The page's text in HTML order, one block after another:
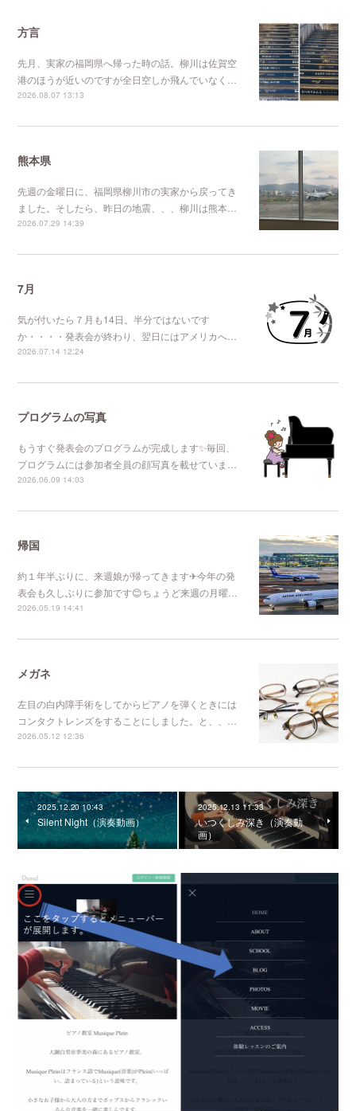
方言
先月、実家の福岡県へ帰った時の話。柳川は佐賀空
港のほうが近いのですが全日空しか飛んでいなく…
2026.08.07 13:13
熊本県
先週の金曜日に、福岡県柳川市の実家から戻ってき
ました。そしたら、昨日の地震、、、柳川は熊本…
2026.07.29 14:39
7月
気が付いたら７月も14日。半分ではないです
か・・・・発表会が終わり、翌日にはアメリカへ…
2026.07.14 12:24
プログラムの写真
もうすぐ発表会のプログラムが完成します✨毎回、
プログラムには参加者全員の顔写真を載せていま…
2026.06.09 14:03
帰国
約１年半ぶりに、来週娘が帰ってきます✈今年の発
表会も久しぶりに参加です😊ちょうど来週の月曜…
2026.05.19 14:41
メガネ
左目の白内障手術をしてからピアノを弾くときには
コンタクトレンズをすることにしました。と、、…
2026.05.12 12:36
2025.12.20 10:43
Silent Night（演奏動画）
2025.12.13 11:33
いつくしみ深き（演奏動
画）